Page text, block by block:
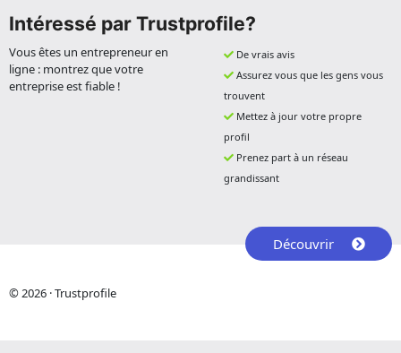
Intéressé par Trustprofile?
Vous êtes un entrepreneur en
ligne : montrez que votre
entreprise est fiable !
De vrais avis
Assurez vous que les gens vous
trouvent
Mettez à jour votre propre
profil
Prenez part à un réseau
grandissant
Découvrir
© 2026 · Trustprofile